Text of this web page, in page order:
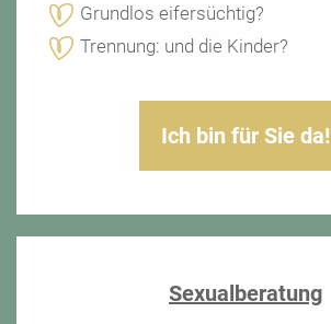
Grundlos eifersüchtig?
Trennung: und die Kinder?
Ich bin für Sie da!
Sexualberatung